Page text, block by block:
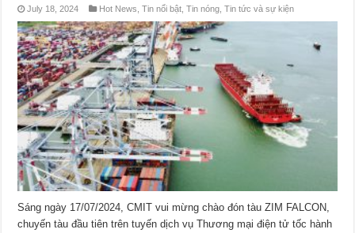
July 18, 2024 Hot News ,Tin nổi bật ,Tin nóng ,Tin tức và sự kiện
Sáng ngày 17/07/2024, CMIT vui mừng chào đón tàu ZIM FALCON,
chuyến tàu đầu tiên trên tuyến dịch vụ Thương mại điện tử tốc hành